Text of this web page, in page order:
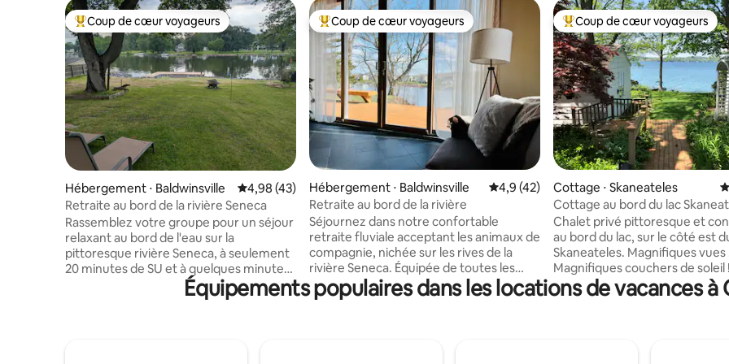
Coups de cœur voyageurs les plus appréciés
Coup de cœur voyageurs
Hébergement ⋅ Baldwinsville Évaluation moyenne sur la base de 43 commentaires : 4,98 sur 5
4,98 (43)
Retraite au bord de la rivière Seneca
Rassemblez votre groupe pour un séjour
relaxant au bord de l'eau sur la
pittoresque rivière Seneca, à seulement
20 minutes de SU et à quelques minutes
seulement des commerces de Timber
Banks et de la Route 31. Cette maison
Coups de cœur voyageurs les plus appréciés
Coup de cœur voyageurs
Hébergement ⋅ Baldwinsville Évaluation moyenne sur la base de 42
4,9 (42)
Retraite au bord de la rivière
Séjournez dans notre confortable
retraite fluviale acceptant les animaux de
compagnie, nichée sur les rives de la
rivière Seneca. Équipée de toutes les
commodités, y compris la climatisation
centrale, le chauffage, le câble, l'Internet
Coups de cœur voyageurs les
Coup de cœur voyageurs
Cottage ⋅ Skaneateles
Cottage au bord du lac
Chalet privé pittoresque et
au bord du lac, sur le côté est
Skaneateles. Magnifiques vues !
Magnifiques couchers de soleil
Emplacement clé ! Court trajet
bateau ou en voiture jusqu'au
Équipements populaires dans les locations de vacances